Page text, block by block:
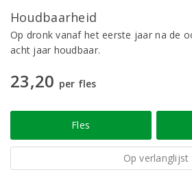
Houdbaarheid
Op dronk vanaf het eerste jaar na de
acht jaar houdbaar.
23,20 per fles
Fles
Op verlanglijst